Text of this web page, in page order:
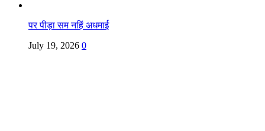
पर पीड़ा सम नहिं अधमाई
July 19, 2026 0